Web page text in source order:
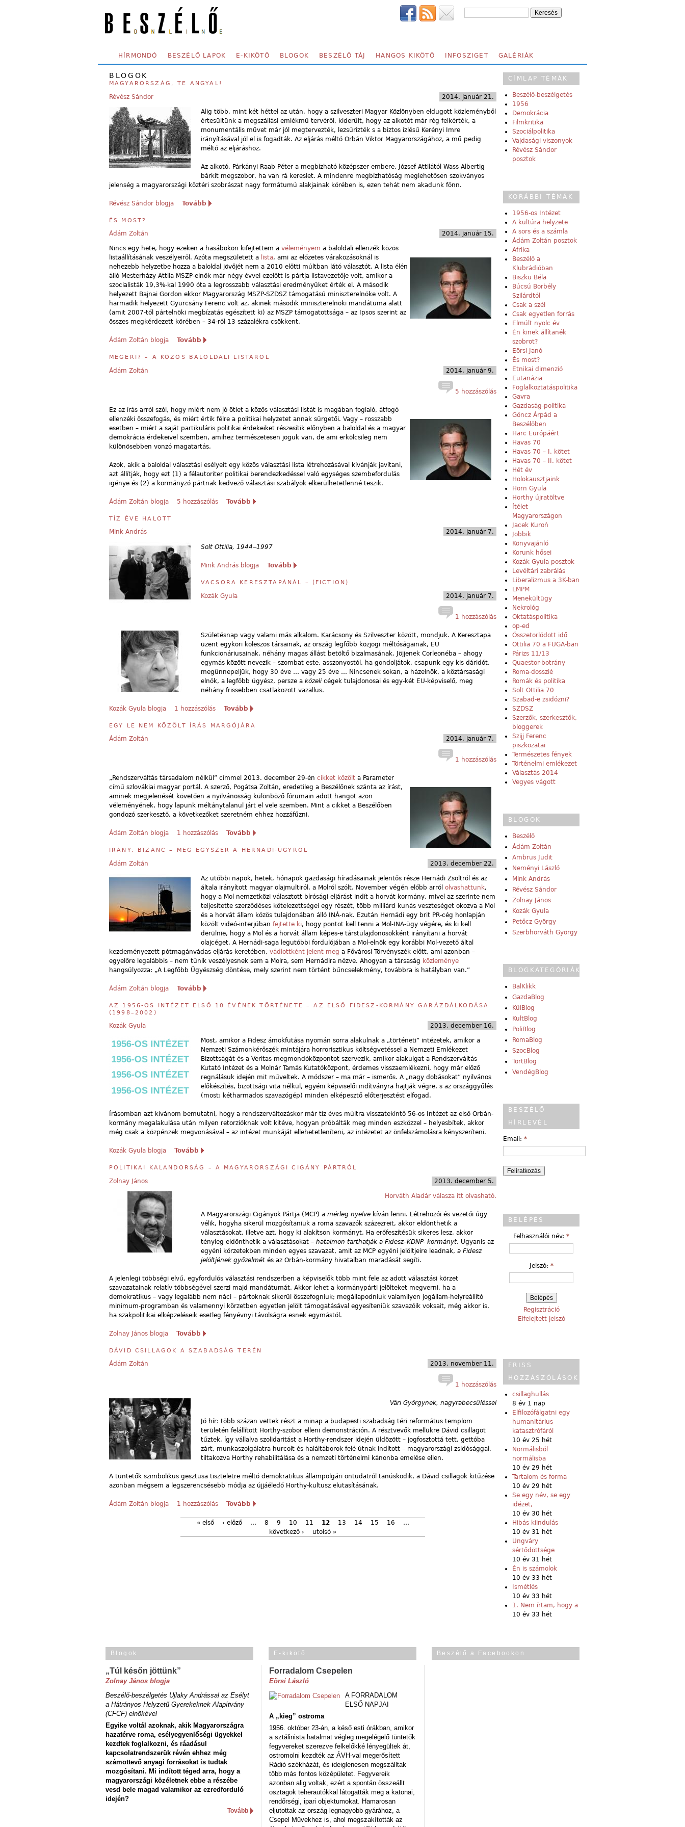
SECONDARY MENU
HÍRMONDÓ BESZÉLŐ LAPOK E-KIKÖTŐ BLOGOK BESZÉLŐ TÁJ HANGOS KIKÖTŐ INFOSZIGET GALÉRIÁK
BLOGOK
MAGYARORSZÁG, TE ANGYAL!
Révész Sándor 2014. január 21.
Alig több, mint két héttel az után, hogy a szilveszteri Magyar Közlönyben eldugott közleményből
értesültünk a megszállási emlékmű tervéről, kiderült, hogy az alkotót már rég felkérték, a
monumentális művet már jól megtervezték, lezsűrizték s a biztos ízlésű Kerényi Imre
irányításával jól el is fogadták. Az eljárás méltó Orbán Viktor Magyarországához, a mű pedig
méltó az eljáráshoz.
Az alkotó, Párkányi Raab Péter a megbízható középszer embere. József Attilától Wass Albertig
bárkit megszobor, ha van rá kereslet. A mindenre megbízhatóság meglehetősen szokványos
jelenség a magyarországi köztéri szobrászat nagy formátumú alakjainak körében is, ezen tehát nem akadunk fönn.
Révész Sándor blogja Tovább
ÉS MOST?
Ádám Zoltán 2014. január 15.
Nincs egy hete, hogy ezeken a hasábokon kifejtettem a véleményem a baloldali ellenzék közös
listaállításának veszélyeiről. Azóta megszületett a lista, ami az előzetes várakozásoknál is
nehezebb helyzetbe hozza a baloldal jövőjét nem a 2010 előtti múltban látó választót. A lista élén
álló Mesterházy Attila MSZP-elnök már négy évvel ezelőtt is pártja listavezetője volt, amikor a
szocialisták 19,3%-kal 1990 óta a legrosszabb választási eredményüket érték el. A második
helyezett Bajnai Gordon ekkor Magyarország MSZP-SZDSZ támogatású miniszterelnöke volt. A
harmadik helyezett Gyurcsány Ferenc volt az, akinek második miniszterelnöki mandátuma alatt
(amit 2007-től pártelnöki megbízatás egészített ki) az MSZP támogatottsága – az Ipsos szerint az
összes megkérdezett körében – 34-ről 13 százalékra csökkent.
Ádám Zoltán blogja Tovább
MEGÉRI? – A KÖZÖS BALOLDALI LISTÁRÓL
Ádám Zoltán 2014. január 9.
5 hozzászólás
Ez az írás arról szól, hogy miért nem jó ötlet a közös választási listát is magában foglaló, átfogó
ellenzéki összefogás, és miért értik félre a politikai helyzetet annak sürgetői. Vagy – rosszabb
esetben – miért a saját partikuláris politikai érdekeiket részesítik előnyben a baloldal és a magyar
demokrácia érdekeivel szemben, amihez természetesen joguk van, de ami erkölcsileg nem
különösebben vonzó magatartás.
Azok, akik a baloldal választási esélyeit egy közös választási lista létrehozásával kívánják javítani,
azt állítják, hogy ezt (1) a félautoriter politikai berendezkedéssel való egységes szembefordulás
igénye és (2) a kormányzó pártnak kedvező választási szabályok elkerülhetetlenné teszik.
Ádám Zoltán blogja 5 hozzászólás Tovább
TÍZ ÉVE HALOTT
Mink András 2014. január 7.
Solt Ottilia, 1944–1997
Mink András blogja Tovább
VACSORA KERESZTAPÁNÁL – (FICTION)
Kozák Gyula 2014. január 7.
1 hozzászólás
Születésnap vagy valami más alkalom. Karácsony és Szilveszter között, mondjuk. A Keresztapa
üzent egykori koleszos társainak, az ország legfőbb közjogi méltóságainak, EU
funkcionáriusainak, néhány magas állást betöltő bizalmasának. Jöjjenek Corleonéba – ahogy
egymás között nevezik – szombat este, asszonyostól, ha gondoljátok, csapunk egy kis dáridót,
megünnepeljük, hogy 30 éve … vagy 25 éve … Nincsenek sokan, a házelnök, a köztársasági
elnök, a legfőbb ügyész, persze a közelicégek tulajdonosai és egy-két EU-képviselő, meg
néhány frissebben csatlakozott vazallus.
Kozák Gyula blogja 1 hozzászólás Tovább
EGY LE NEM KÖZÖLT ÍRÁS MARGÓJÁRA
Ádám Zoltán 2014. január 7.
1 hozzászólás
„Rendszerváltás társadalom nélkül” címmel 2013. december 29-én cikket közölt a Parameter
című szlovákiai magyar portál. A szerző, Pogátsa Zoltán, eredetileg a Beszélőnek szánta az írást,
aminek megjelenését követően a nyilvánosság különböző fórumain adott hangot azon
véleményének, hogy lapunk méltánytalanul járt el vele szemben. Mint a cikket a Beszélőben
gondozó szerkesztő, a következőket szeretném ehhez hozzáfűzni.
Ádám Zoltán blogja 1 hozzászólás Tovább
IRÁNY: BIZÁNC – MÉG EGYSZER A HERNÁDI-ÜGYRŐL
Ádám Zoltán 2013. december 22.
Az utóbbi napok, hetek, hónapok gazdasági híradásainak jelentős része Hernádi Zsoltról és az
általa irányított magyar olajmultiról, a Molról szólt. November végén előbb arról olvashattunk,
hogy a Mol nemzetközi választott bírósági eljárást indít a horvát kormány, mivel az szerinte nem
teljesítette szerződéses kötelezettségei egy részét, több milliárd kunás veszteséget okozva a Mol
és a horvát állam közös tulajdonában álló INÁ-nak. Ezután Hernádi egy brit PR-cég honlapján
közölt videó-interjúban fejtette ki, hogy pontot kell tenni a Mol-INA-ügy végére, és ki kell
derülnie, hogy a Mol és a horvát állam képes-e társtulajdonosokként irányítani a horvát
olajcéget. A Hernádi-saga legutóbbi fordulójában a Mol-elnök egy korábbi Mol-vezető által
kezdeményezett pótmagánvádas eljárás keretében, vádlottként jelent meg a Fővárosi Törvényszék előtt, ami azonban –
egyelőre legalábbis – nem tűnik veszélyesnek sem a Molra, sem Hernádira nézve. Ahogyan a társaság közleménye
hangsúlyozza: „A Legfőbb Ügyészség döntése, mely szerint nem történt bűncselekmény, továbbra is hatályban van.”
Ádám Zoltán blogja Tovább
AZ 1956-OS INTÉZET ELSŐ 10 ÉVÉNEK TÖRTÉNETE – AZ ELSŐ FIDESZ-KORMÁNY GARÁZDÁLKODÁSA
(1998–2002)
Kozák Gyula 2013. december 16.
Most, amikor a Fidesz ámokfutása nyomán sorra alakulnak a „történeti” intézetek, amikor a
Nemzeti Számonkérőszék mintájára horrorisztikus költségvetéssel a Nemzeti Emlékezet
Bizottságát és a Veritas megmondóközpontot szervezik, amikor alakulgat a Rendszerváltás
Kutató Intézet és a Molnár Tamás Kutatóközpont, érdemes visszaemlékezni, hogy már előző
regnálásuk idején mit műveltek. A módszer – ma már – ismerős. A „nagy dobásokat” nyilvános
előkészítés, bizottsági vita nélkül, egyéni képviselői indítványra hajtják végre, s az országgyűlés
(most: kétharmados szavazógép) minden elképesztő előterjesztést elfogad.
Írásomban azt kívánom bemutatni, hogy a rendszerváltozáskor már tíz éves múltra visszatekintő 56-os Intézet az első Orbán-
kormány megalakulása után milyen retorzióknak volt kitéve, hogyan próbálták meg minden eszközzel – helyesbítek, akkor
még csak a közpénzek megvonásával – az intézet munkáját ellehetetleníteni, az intézetet az önfelszámolásra kényszeríteni.
Kozák Gyula blogja Tovább
POLITIKAI KALANDORSÁG – A MAGYARORSZÁGI CIGÁNY PÁRTRÓL
Zolnay János 2013. december 5.
Horváth Aladár válasza itt olvasható.
A Magyarországi Cigányok Pártja (MCP) a mérleg nyelve kíván lenni. Létrehozói és vezetői úgy
vélik, hogyha sikerül mozgósítaniuk a roma szavazók százezreit, akkor eldönthetik a
választásokat, illetve azt, hogy ki alakítson kormányt. Ha erőfeszítésük sikeres lesz, akkor
tényleg eldönthetik a választásokat – hatalmon tarthatják a Fidesz–KDNP- kormányt. Ugyanis az
egyéni körzetekben minden egyes szavazat, amit az MCP egyéni jelöltjeire leadnak, a Fidesz
jelöltjének győzelmét és az Orbán-kormány hivatalban maradását segíti.
A jelenlegi többségi elvű, egyfordulós választási rendszerben a képviselők több mint fele az adott választási körzet
szavazatainak relatív többségével szerzi majd mandátumát. Akkor lehet a kormánypárti jelölteket megverni, ha a
demokratikus – vagy legalább nem náci – pártoknak sikerül összefogniuk; megállapodniuk valamilyen jogállam-helyreállító
minimum-programban és valamennyi körzetben egyetlen jelölt támogatásával egyesíteniük szavazóik voksait, még akkor is,
ha szakpolitikai elképzeléseik esetleg fényévnyi távolságra esnek egymástól.
Zolnay János blogja Tovább
DÁVID CSILLAGOK A SZABADSÁG TERÉN
Ádám Zoltán 2013. november 11.
1 hozzászólás
Vári Györgynek, nagyrabecsüléssel
Jó hír: több százan vettek részt a minap a budapesti szabadság téri református templom
területén felállított Horthy-szobor elleni demonstráción. A résztvevők mellükre Dávid csillagot
tűztek, így vállalva szolidaritást a Horthy-rendszer idején üldözött – jogfosztottá tett, gettóba
zárt, munkaszolgálatra hurcolt és haláltáborok felé útnak indított – magyarországi zsidósággal,
tiltakozva Horthy rehabilitálása és a nemzeti történelmi kánonba emelése ellen.
A tüntetők szimbolikus gesztusa tiszteletre méltó demokratikus állampolgári öntudatról tanúskodik, a Dávid csillagok kitűzése
azonban mégsem a legszerencsésebb módja az újjáéledő Horthy-kultusz elutasításának.
Ádám Zoltán blogja 1 hozzászólás Tovább
« első ‹ előző … 8 9 10 11 12 13 14 15 16
…
következő ›
utolsó »
CÍMLAP TÉMÁK
Beszélő-beszélgetés
1956
Demokrácia
Filmkritika
Szociálpolitika
Vajdasági viszonyok
Révész Sándor
posztok
KORÁBBI TÉMÁK
1956-os Intézet
A kultúra helyzete
A sors és a számla
Ádám Zoltán posztok
Afrika
Beszélő a
Klubrádióban
Biszku Béla
Búcsú Borbély
Szilárdtól
Csak a szél
Csak egyetlen forrás
Elmúlt nyolc év
Én kinek állítanék
szobrot?
Eörsi Janó
És most?
Etnikai dimenzió
Eutanázia
Foglalkoztatáspolitika
Gavra
Gazdaság-politika
Göncz Árpád a
Beszélőben
Harc Európáért
Havas 70
Havas 70 – I. kötet
Havas 70 – II. kötet
Hét év
Holokausztjaink
Horn Gyula
Horthy újratöltve
Ítélet
Magyarországon
Jacek Kuroń
Jobbik
Könyvajánló
Korunk hősei
Kozák Gyula posztok
Levéltári zabrálás
Liberalizmus a 3K-ban
LMPM
Menekültügy
Nekrológ
Oktatáspolitika
op-ed
Összetorlódott idő
Ottilia 70 a FUGA-ban
Párizs 11/13
Quaestor-botrány
Roma-dosszié
Romák és politika
Solt Ottilia 70
Szabad-e zsidózni?
SZDSZ
Szerzők, szerkesztők,
bloggerek
Szijj Ferenc
piszkozatai
Természetes fények
Történelmi emlékezet
Választás 2014
Vegyes vágott
BLOGOK
Beszélő
Ádám Zoltán
Ambrus Judit
Neményi László
Mink András
Révész Sándor
Zolnay János
Kozák Gyula
Petőcz György
Szerbhorváth György
BLOGKATEGÓRIÁK
BalKlikk
GazdaBlog
KülBlog
KultBlog
PoliBlog
RomaBlog
SzocBlog
TörtBlog
VendégBlog
BESZÉLŐ
HÍRLEVÉL
Email: *
BELÉPÉS
Felhasználói név: *
Jelszó: *
Regisztráció
Elfelejtett jelszó
FRISS
HOZZÁSZÓLÁSOK
csillaghullás
8 év 1 nap
Elfilozófálgatni egy
humanitárius
katasztrófáról
10 év 25 hét
Normálisból
normálisba
10 év 29 hét
Tartalom és forma
10 év 29 hét
Se egy név, se egy
idézet,
10 év 30 hét
Hibás kiindulás
10 év 31 hét
Ungváry
sértődöttsége
10 év 31 hét
Én is számolok
10 év 33 hét
Ismétlés
10 év 33 hét
1. Nem írtam, hogy a
10 év 33 hét
Blogok
„Túl későn jöttünk”
Zolnay János blogja
Beszélő-beszélgetés Ujlaky Andrással az Esélyt
a Hátrányos Helyzetű Gyerekeknek Alapítvány
(CFCF) elnökével
Egyike voltál azoknak, akik Magyarországra
hazatérve roma, esélyegyenlőségi ügyekkel
kezdtek foglalkozni, és ráadásul
kapcsolatrendszerük révén ehhez még
számottevő anyagi forrásokat is tudtak
mozgósítani. Mi indított téged arra, hogy a
magyarországi közéletnek ebbe a részébe
vesd bele magad valamikor az ezredforduló
idején?
Tovább
E-kikötő
Forradalom Csepelen
Eörsi László
A FORRADALOM
ELSŐ NAPJAI
A „kieg” ostroma
1956. október 23-án, a késő esti órákban, amikor
a sztálinista hatalmat végleg megelégelő tüntetők
fegyvereket szerezve felkelőkké lényegültek át,
ostromolni kezdték az ÁVH-val megerősített
Rádió székházát, és ideiglenesen megszálltak
több más fontos középületet. Fegyvereik
azonban alig voltak, ezért a spontán összeállt
osztagok teherautókkal látogatták meg a katonai,
rendőrségi, ipari objektumokat. Hamarosan
eljutottak az ország legnagyobb gyárához, a
Csepel Művekhez is, ahol megszakították az
Beszélő a Facebookon